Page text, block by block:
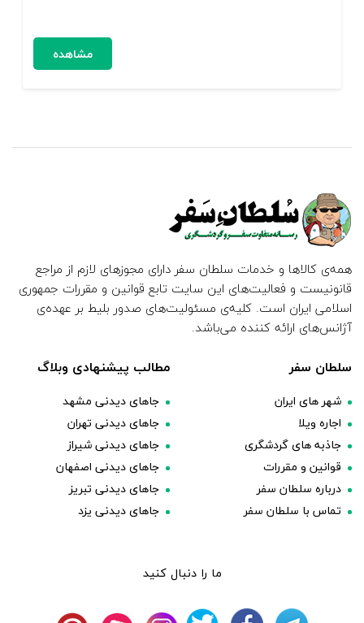
مشاهده
همه‌ی کالاها و خدمات سلطان سفر دارای مجوزهای لازم از مراجع
قانونیست و فعالیت‌های این سایت تابع قوانین و مقررات جمهوری
اسلامی ایران است. کلیه‌ی مسئولیت‌های صدور بلیط بر عهده‌ی
آژانس‌های ارائه کننده می‌باشد.
سلطان سفر
شهر های ایران
اجاره ویلا
جاذبه های گردشگری
قوانین و مقررات
درباره سلطان سفر
تماس با سلطان سفر
مطالب پیشنهادی وبلاگ
جاهای دیدنی مشهد
جاهای دیدنی تهران
جاهای دیدنی شیراز
جاهای دیدنی اصفهان
جاهای دیدنی تبریز
جاهای دیدنی یزد
ما را دنبال کنید